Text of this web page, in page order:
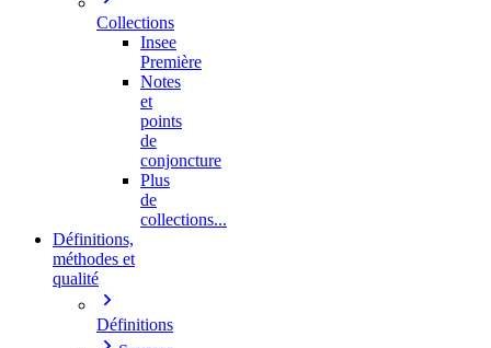
Collections
Insee
Première
Notes
et
points
de
conjoncture
Plus
de
collections...
Définitions,
méthodes et
qualité
Définitions